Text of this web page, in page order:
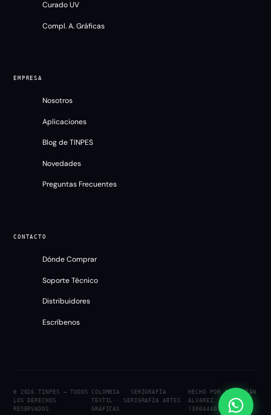
Curado UV
Compl. A. Gráficas
EMPRESA
Nosotros
Aplicaciones
Blog de TINPES
Novedades
Preguntas Frecuentes
CONTACTO
Dónde Comprar
Soporte Técnico
Distribuidores
Escríbenos
© 2026 TINPES — TODOS
LOS DERECHOS
RESERVADOS
COLOMBIA · SERIGRAFÍA
TEXTIL · SERIGRAFÍA ARTES
GRÁFICAS
HECHO PORSEBASTIÁN
ÁLVAREZ
(3004440109)